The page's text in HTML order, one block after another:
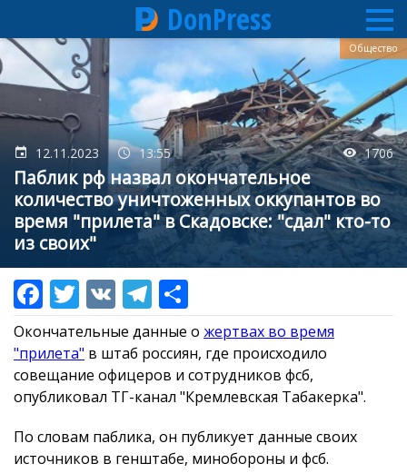
Перейти
к
основному
содержанию
DonPress
12.11.2023 13:55 1706
Паблик рф назвал окончательное
количество уничтоженных оккупантов во
время "прилета" в Скадовске: "сдал" кто-то
из своих"
Общество
Окончательные данные о жертвах во время
"прилета" в штаб россиян, где происходило
совещание офицеров и сотрудников фсб,
опубликовал ТГ-канал "Кремлевская Табакерка".
По словам паблика, он публикует данные своих
источников в генштабе, минобороны и фсб.